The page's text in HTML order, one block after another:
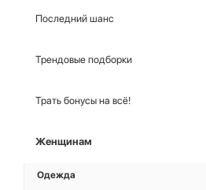
Последний шанс
Трендовые подборки
Трать бонусы на всё!
Женщинам
Одежда